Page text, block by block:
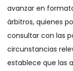
avanzar en
árbitros, quienes
consultar con las
circunstancias
establece que las